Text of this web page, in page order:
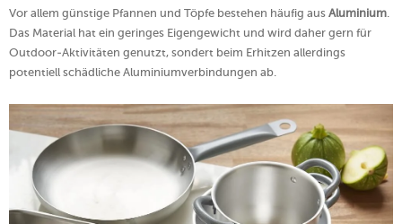
Vor allem günstige Pfannen und Töpfe bestehen häufig aus Aluminium
Das Material hat ein geringes Eigengewicht und wird daher gern für
Outdoor-Aktivitäten genutzt, sondert beim Erhitzen allerdings
potentiell schädliche Aluminiumverbindungen ab.